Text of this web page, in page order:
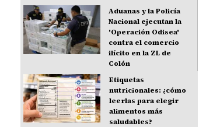
Aduanas y la Policía
Nacional ejecutan la
'Operación Odisea'
contra el comercio
ilícito en la ZL de
Colón
Etiquetas
nutricionales: ¿cómo
leerlas para elegir
alimentos más
saludables?